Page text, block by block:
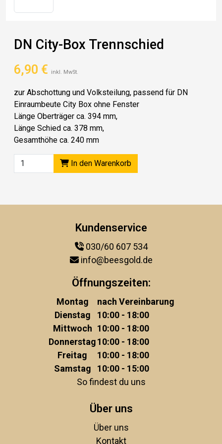
DN City-Box Trennschied
6,90 € inkl. MwSt.
zur Abschottung und Volksteilung, passend für DN
Einraumbeute City Box ohne Fenster
Länge Oberträger ca. 394 mm,
Länge Schied ca. 378 mm,
Gesamthöhe ca. 240 mm
In den Warenkorb
Kundenservice
030/60 607 534
info@beesgold.de
Öffnungszeiten:
Montag
nach Vereinbarung
Dienstag
10:00 - 18:00
Mittwoch 10:00 - 18:00
Donnerstag10:00 - 18:00
Freitag
10:00 - 18:00
Samstag
10:00 - 15:00
So findest du uns
Über uns
Über uns
Kontakt